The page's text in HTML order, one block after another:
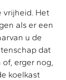
vrijheid. Het
als er een
u de
dat
erger nog,
koelkast